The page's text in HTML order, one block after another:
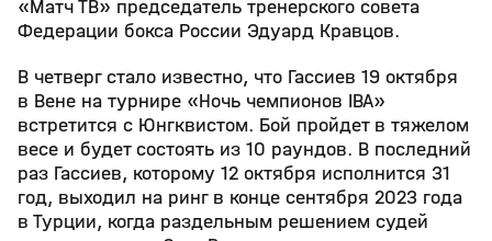
«Матч ТВ» председатель тренерского совета
Федерации бокса России Эдуард Кравцов.
В четверг стало известно, что Гассиев 19 октября
в Вене на турнире «Ночь чемпионов IBA»
встретится с Юнгквистом. Бой пройдет в тяжелом
весе и будет состоять из 10 раундов. В последний
раз Гассиев, которому 12 октября исполнится 31
год, выходил на ринг в конце сентября 2023 года
в Турции, когда раздельным решением судей